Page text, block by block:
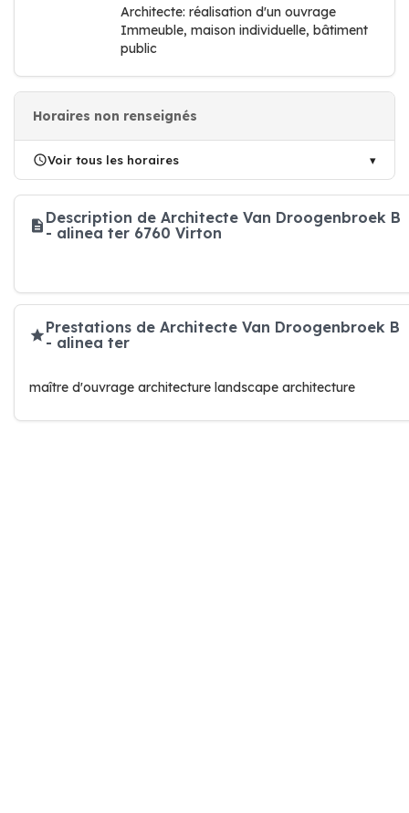
Architecte: réalisation d'un ouvrage
Immeuble, maison individuelle, bâtiment
public
Horaires non renseignés
Voir tous les horaires
Description de Architecte Van Droogenbroek B
- alinea ter 6760 Virton
Prestations de Architecte Van Droogenbroek B
- alinea ter
maître d'ouvrage architecture landscape architecture